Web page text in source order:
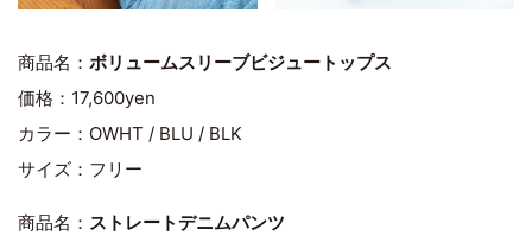
商品名： ボリュームスリーブビジュートップス
価格：17,600yen
カラー：OWHT / BLU / BLK
サイズ：フリー
商品名： ストレートデニムパンツ